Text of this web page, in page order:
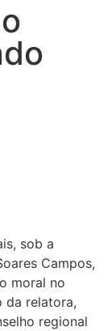
sob a
Campos,
moral no
da relatora,
regional